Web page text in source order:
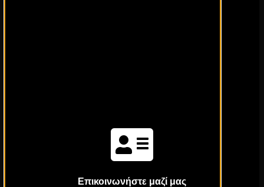
Επικοινωνήστε μαζί μας